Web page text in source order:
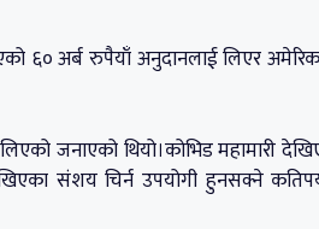
६० अर्ब रुपैयाँ अनुदानलाई लिएर
जनाएको थियो।कोभिड महामारी
संशय चिर्न उपयोगी हुनसक्ने